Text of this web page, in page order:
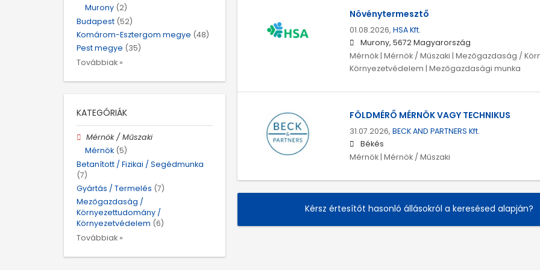
Növénytermesztő
01.08.2026, HSA Kft.
Murony, 5672 Magyarország
Mérnök | Mérnök / Műszaki | Mezőgazdaság /
Környezetvédelem | Mezőgazdasági munka
FÖLDMÉRŐ MÉRNÖK VAGY TECHNIKUS
31.07.2026, BECK AND PARTNERS Kft.
Békés
Mérnök | Mérnök / Műszaki
Kérsz értesítőt hasonló állásokról a keresésed alapján?
Murony (2)
Budapest (52)
Komárom-Esztergom megye (48)
Pest megye (35)
Továbbiak »
KATEGÓRIÁK
Mérnök / Műszaki
Mérnök (5)
Betanított / Fizikai / Segédmunka
(7)
Gyártás / Termelés (7)
Mezőgazdaság /
Környezettudomány /
Környezetvédelem (6)
Továbbiak »